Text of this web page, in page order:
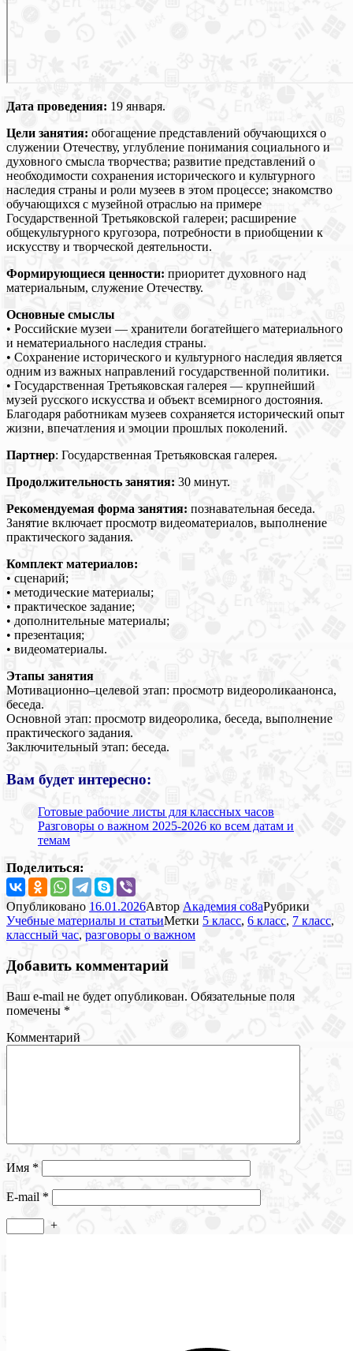
Дата проведения: 19 января.
Цели занятия: обогащение представлений обучающихся о
служении Отечеству, углубление понимания социального и
духовного смысла творчества; развитие представлений о
необходимости сохранения исторического и культурного
наследия страны и роли музеев в этом процессе; знакомство
обучающихся с музейной отраслью на примере
Государственной Третьяковской галереи; расширение
общекультурного кругозора, потребности в приобщении к
искусству и творческой деятельности.
Формирующиеся ценности: приоритет духовного над
материальным, служение Отечеству.
Основные смыслы
• Российские музеи — хранители богатейшего материального
и нематериального наследия страны.
• Сохранение исторического и культурного наследия является
одним из важных направлений государственной политики.
• Государственная Третьяковская галерея — крупнейший
музей русского искусства и объект всемирного достояния.
Благодаря работникам музеев сохраняется исторический опыт
жизни, впечатления и эмоции прошлых поколений.
Партнер: Государственная Третьяковская галерея.
Продолжительность занятия: 30 минут.
Рекомендуемая форма занятия: познавательная беседа.
Занятие включает просмотр видеоматериалов, выполнение
практического задания.
Комплект материалов:
• сценарий;
• методические материалы;
• практическое задание;
• дополнительные материалы;
• презентация;
• видеоматериалы.
Этапы занятия
Мотивационно–целевой этап: просмотр видеороликаанонса,
беседа.
Основной этап: просмотр видеоролика, беседа, выполнение
практического задания.
Заключительный этап: беседа.
Вам будет интересно:
Готовые рабочие листы для классных часов
Разговоры о важном 2025-2026 ко всем датам и
темам
Поделиться:
Опубликовано 16.01.2026Автор Академия co8aРубрики
Учебные материалы и статьиМетки 5 класс, 6 класс, 7 класс,
классный час, разговоры о важном
Добавить комментарий
Ваш e-mail не будет опубликован. Обязательные поля
помечены *
Комментарий
Имя *
E-mail *
+